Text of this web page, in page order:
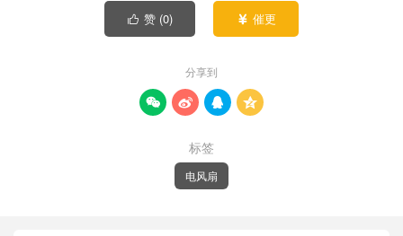
 赞 (0)  催更
分享到
   
标签
电风扇